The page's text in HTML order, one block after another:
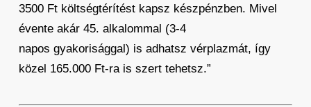
3500 Ft költségtérítést kapsz készpénzben. Mivel
évente akár 45. alkalommal (3-4
napos gyakorisággal) is adhatsz vérplazmát, így
közel 165.000 Ft-ra is szert tehetsz.”